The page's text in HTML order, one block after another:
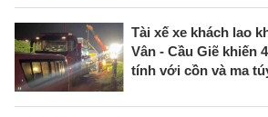
Tài xế xe khách lao
Vân - Cầu Giẽ khiến
tính với cồn và ma